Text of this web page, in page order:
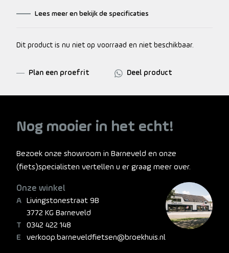
Lees meer en bekijk de specificaties
Dit product is nu niet op voorraad en niet beschikbaar.
Plan een proefrit Deel product
Nog mooier in het echt!
Bezoek onze showroom in Barneveld en onze
(fiets)specialisten vertellen u er graag meer over.
Onze winkel
Livingstonestraat 9B
3772 KG Barneveld
0342 422 148
verkoop.barneveldfietsen@broekhuis.nl